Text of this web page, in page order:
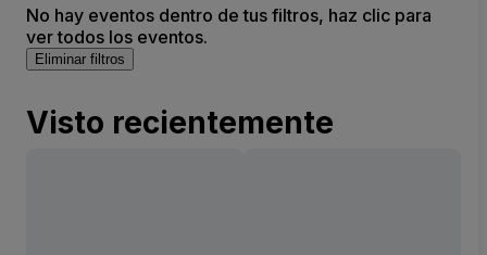
No hay eventos dentro de tus filtros, haz clic para
ver todos los eventos.
Eliminar filtros
Visto recientemente